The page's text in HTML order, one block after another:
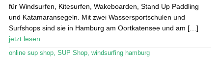
für Windsurfen, Kitesurfen, Wakeboarden, Stand Up Paddling
und Katamaransegeln. Mit zwei Wassersportschulen und
Surfshops sind sie in Hamburg am Oortkatensee und am […]
jetzt lesen
online sup shop, SUP Shop, windsurfing hamburg